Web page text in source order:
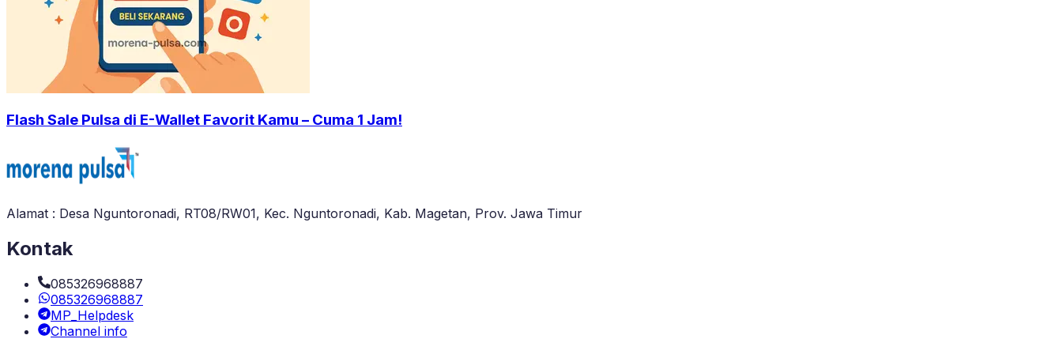
Flash Sale Pulsa di E-Wallet Favorit Kamu – Cuma 1 Jam!
Alamat : Desa Nguntoronadi, RT08/RW01, Kec. Nguntoronadi, Kab. Magetan, Prov. Jawa Timur
Kontak
085326968887
085326968887
MP_Helpdesk
Channel info